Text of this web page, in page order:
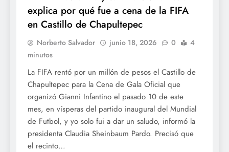
explica por qué fue a cena de la FIFA
en Castillo de Chapultepec
Norberto Salvador junio 18, 2026 0
4
minutos
La FIFA rentó por un millón de pesos el Castillo de
Chapultepec para la Cena de Gala Oficial que
organizó Gianni Infantino el pasado 10 de este
mes, en vísperas del partido inaugural del Mundial
de Futbol, y yo solo fui a dar un saludo, informó la
presidenta Claudia Sheinbaum Pardo. Precisó que
el recinto…